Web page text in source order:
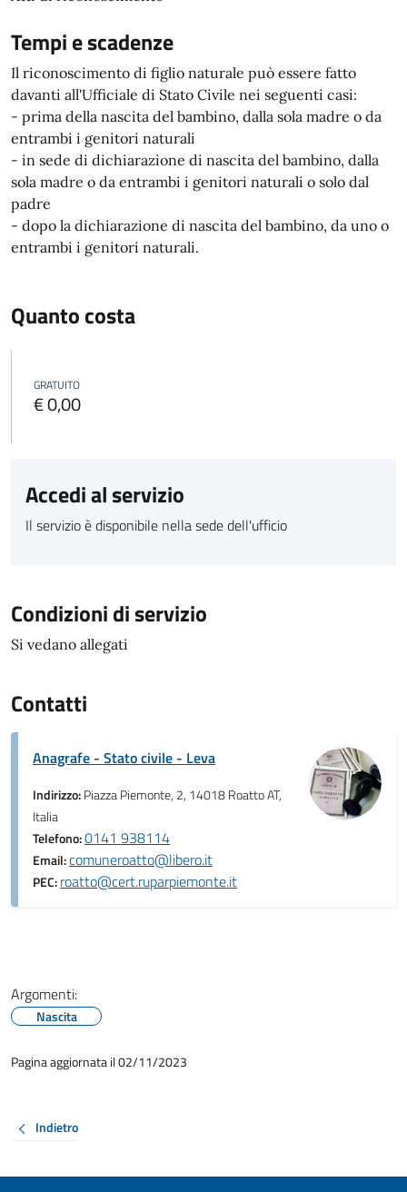
Tempi e scadenze
Il riconoscimento di figlio naturale può essere fatto
davanti all'Ufficiale di Stato Civile nei seguenti casi:
- prima della nascita del bambino, dalla sola madre o da
entrambi i genitori naturali
- in sede di dichiarazione di nascita del bambino, dalla
sola madre o da entrambi i genitori naturali o solo dal
padre
- dopo la dichiarazione di nascita del bambino, da uno o
entrambi i genitori naturali.
Quanto costa
GRATUITO
€ 0,00
Accedi al servizio
Il servizio è disponibile nella sede dell'ufficio
Condizioni di servizio
Si vedano allegati
Contatti
Anagrafe - Stato civile - Leva
Indirizzo:Piazza Piemonte, 2, 14018 Roatto AT,
Italia
Telefono:0141 938114
Email:comuneroatto@libero.it
PEC:roatto@cert.ruparpiemonte.it
Argomenti:
Nascita
Pagina aggiornata il 02/11/2023
Indietro